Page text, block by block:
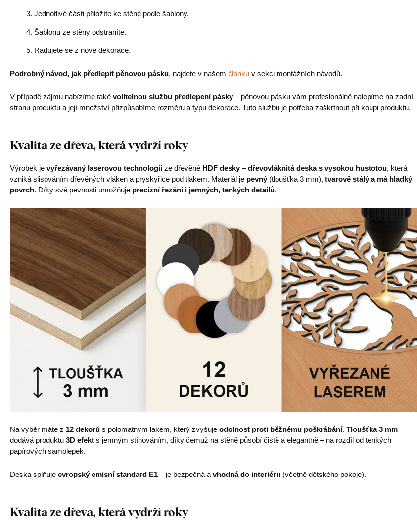
Jednotlivé části přiložíte ke stěně podle šablony.
Šablonu ze stěny odstraníte.
Radujete se z nové dekorace.
Podrobný návod, jak předlepit pěnovou pásku, najdete v našem článku v sekci montážních návodů.
V případě zájmu nabízíme také volitelnou službu předlepení pásky – pěnovou pásku vám profesionálně nalepíme na zadní
stranu produktu a její množství přizpůsobíme rozměru a typu dekorace. Tuto službu je potřeba zaškrtnout při koupi produktu.
Kvalita ze dřeva, která vydrží roky
Výrobek je vyřezávaný laserovou technologiíze dřevěné HDF desky – dřevovláknitá deska s vysokou hustotou, která
vzniká slisováním dřevěných vláken a pryskyřice pod tlakem. Materiál je pevný (tloušťka 3 mm), tvarově stálý a má hladký
povrch. Díky své pevnosti umožňuje precizní řezání i jemných, tenkých detailů.
Na výběr máte z 12 dekorů s polomatným lakem, který zvyšuje odolnost proti běžnému poškrábání. Tloušťka 3 mm
dodává produktu 3D efekt s jemným stínováním, díky čemuž na stěně působí čistě a elegantně – na rozdíl od tenkých
papírových samolepek.
Deska splňuje evropský emisní standard E1 – je bezpečná a vhodná do interiéru (včetně dětského pokoje).
Kvalita ze dřeva, která vydrží roky